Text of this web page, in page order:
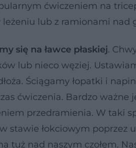
ćwiczeniem na
lub z ramionami nad
się na ławce płaskiej.
lub nieco węziej.
Ściągamy łopatki i
ćwiczenia. Bardzo
przedramienia. W taki
stawie łokciowym poprzez
tuż nad naszym czołem.